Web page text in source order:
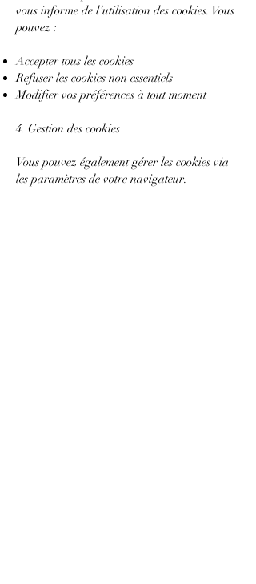
vous informe de l’utilisation des cookies. Vous
pouvez :
Accepter tous les cookies
Refuser les cookies non essentiels
Modifier vos préférences à tout moment
4. Gestion des cookies
Vous pouvez également gérer les cookies via
les paramètres de votre navigateur.